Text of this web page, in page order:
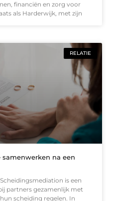
financiën en zorg voor
als Harderwijk, met zijn
RELATIE
na een
is een
partners gezamenlijk met
scheiding regelen. In